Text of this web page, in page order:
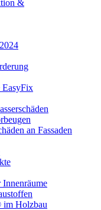
&
EasyFix
an Fassaden
im Holzbau